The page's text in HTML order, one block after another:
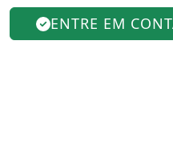
ENTRE EM